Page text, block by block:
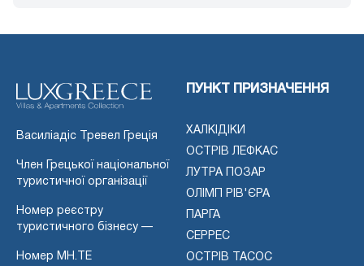
Василіадіс Тревел Греція
Член Грецької національної
туристичної організації
Номер реєстру
туристичного бізнесу —
Номер MH.TE
ПУНКТ ПРИЗНАЧЕННЯ
ХАЛКІДІКИ
ОСТРІВ ЛЕФКАС
ЛУТРА ПОЗАР
ОЛІМП РІВ'ЄРА
ПАРГА
СЕРРЕС
ОСТРІВ ТАСОС